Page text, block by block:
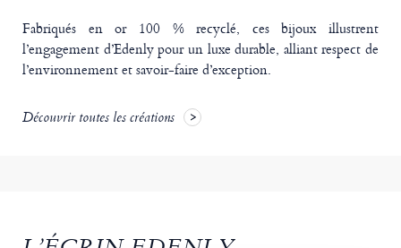
Fabriqués en or 100 % recyclé, ces bijoux illustrent
l’engagement d’Edenly pour un luxe durable, alliant respect de
l’environnement et savoir-faire d’exception.
Découvrir toutes les créations